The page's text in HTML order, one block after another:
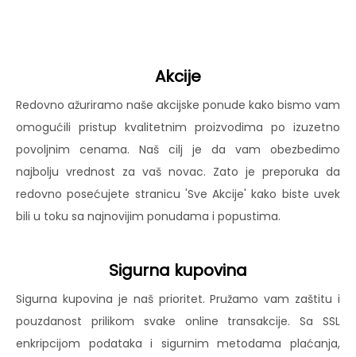
Akcije
Redovno ažuriramo naše akcijske ponude kako bismo vam
omogućili pristup kvalitetnim proizvodima po izuzetno
povoljnim cenama. Naš cilj je da vam obezbedimo
najbolju vrednost za vaš novac. Zato je preporuka da
redovno posećujete stranicu 'Sve Akcije' kako biste uvek
bili u toku sa najnovijim ponudama i popustima.
Sigurna kupovina
Sigurna kupovina je naš prioritet. Pružamo vam zaštitu i
pouzdanost prilikom svake online transakcije. Sa SSL
enkripcijom podataka i sigurnim metodama plaćanja,